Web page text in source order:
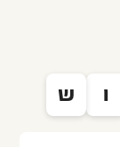
ו ש